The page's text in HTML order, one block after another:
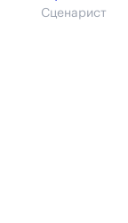
Сценарист